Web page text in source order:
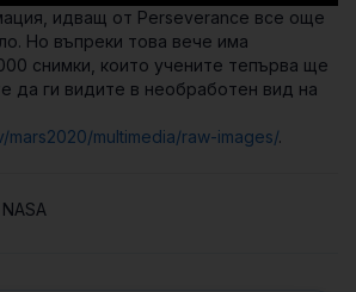
идващ от Perseverance все още
Но въпреки това вече има
снимки, които учените тепърва ще
да ги видите в необработен вид на
mars2020/multimedia/raw-images/.